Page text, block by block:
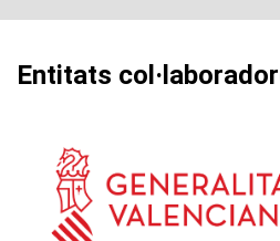
Entitats